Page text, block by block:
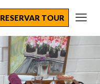
RESERVAR TOUR